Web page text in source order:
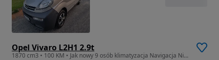
Opel Vivaro L2H1 2.9t
1870 cm3 • 100 KM • Jak nowy 9 osób klimatyzacja Navigacja Niski przebieg long